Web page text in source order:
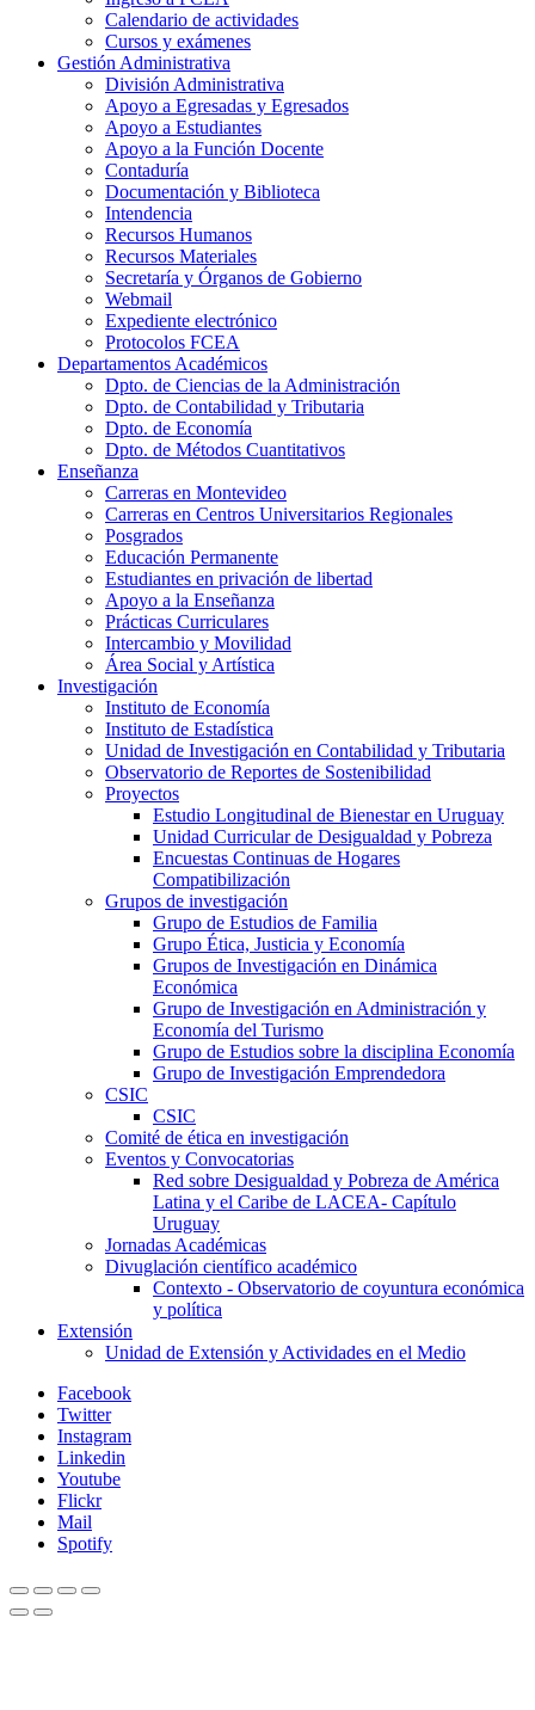
Calendario de actividades
Cursos y exámenes
Gestión Administrativa
División Administrativa
Apoyo a Egresadas y Egresados
Apoyo a Estudiantes
Apoyo a la Función Docente
Contaduría
Documentación y Biblioteca
Intendencia
Recursos Humanos
Recursos Materiales
Secretaría y Órganos de Gobierno
Webmail
Expediente electrónico
Protocolos FCEA
Departamentos Académicos
Dpto. de Ciencias de la Administración
Dpto. de Contabilidad y Tributaria
Dpto. de Economía
Dpto. de Métodos Cuantitativos
Enseñanza
Carreras en Montevideo
Carreras en Centros Universitarios Regionales
Posgrados
Educación Permanente
Estudiantes en privación de libertad
Apoyo a la Enseñanza
Prácticas Curriculares
Intercambio y Movilidad
Área Social y Artística
Investigación
Instituto de Economía
Instituto de Estadística
Unidad de Investigación en Contabilidad y Tributaria
Observatorio de Reportes de Sostenibilidad
Proyectos
Estudio Longitudinal de Bienestar en Uruguay
Unidad Curricular de Desigualdad y Pobreza
Encuestas Continuas de Hogares
Compatibilización
Grupos de investigación
Grupo de Estudios de Familia
Grupo Ética, Justicia y Economía
Grupos de Investigación en Dinámica
Económica
Grupo de Investigación en Administración y
Economía del Turismo
Grupo de Estudios sobre la disciplina Economía
Grupo de Investigación Emprendedora
CSIC
CSIC
Comité de ética en investigación
Eventos y Convocatorias
Red sobre Desigualdad y Pobreza de América
Latina y el Caribe de LACEA- Capítulo
Uruguay
Jornadas Académicas
Divuglación científico académico
Contexto - Observatorio de coyuntura económica
y política
Extensión
Unidad de Extensión y Actividades en el Medio
Facebook
Twitter
Instagram
Linkedin
Youtube
Flickr
Mail
Spotify